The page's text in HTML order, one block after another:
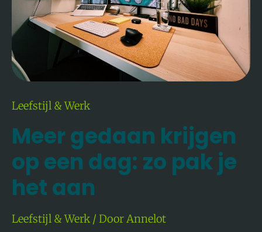
Leefstijl & Werk
Meer gedaan krijgen
op een dag: zo pak je
het aan
Leefstijl & Werk/ DoorAnnelot